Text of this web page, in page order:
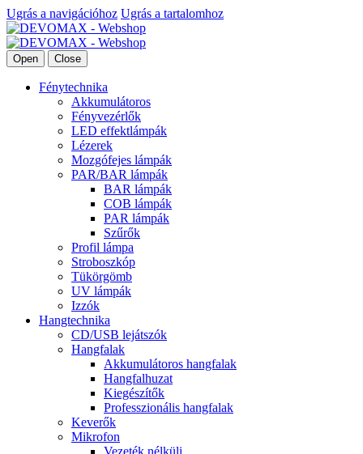
Ugrás a navigációhoz Ugrás a tartalomhoz
Open Close
Fénytechnika
Akkumulátoros
Fényvezérlők
LED effektlámpák
Lézerek
Mozgófejes lámpák
PAR/BAR lámpák
BAR lámpák
COB lámpák
PAR lámpák
Szűrők
Profil lámpa
Stroboszkóp
Tükörgömb
UV lámpák
Izzók
Hangtechnika
CD/USB lejátszók
Hangfalak
Akkumulátoros hangfalak
Hangfalhuzat
Kiegészítők
Professzionális hangfalak
Keverők
Mikrofon
Vezeték nélküli